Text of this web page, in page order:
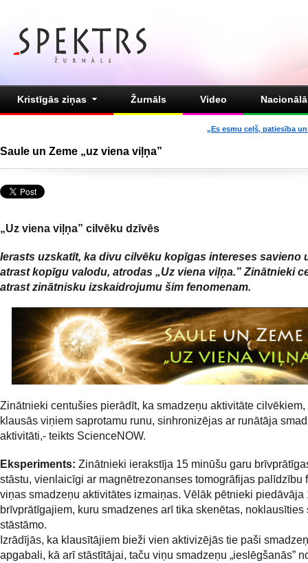
Kristīgās ziņas Žurnāls Video
„Es esmu ceļš, patiesība
Saule un Zeme „uz viena viļņa”
„Uz viena viļņa” cilvēku dzīvēs
Ierasts uzskatīt, ka divu cilvēku kopīgas intereses savieno
atrast kopīgu valodu, atrodas „Uz viena viļņa.” Zinātnieki
atrast zinātnisku izskaidrojumu šim fenomenam.
Zinātnieki centušies pierādīt, ka smadzeņu aktivitāte cilvēkiem,
klausās viņiem saprotamu runu, sinhronizējas ar runātāja
aktivitāti,- teikts ScienceNOW.
Eksperiments: Zinātnieki ierakstīja 15 minūšu garu
stāstu, vienlaicīgi ar magnētrezonanses tomogrāfijas palīdzību
viņas smadzeņu aktivitātes izmaiņas. Vēlāk pētnieki piedāvāja
brīvprātīgajiem, kuru smadzenes arī tika skenētas, noklausīties
stāstāmo.
Izrādījās, ka klausītājiem bieži vien aktivizējās tie paši
apgabali, kā arī stāstītājai, taču viņu smadzeņu „ieslēgšanās”